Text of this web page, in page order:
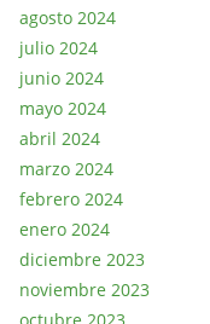
agosto 2024
julio 2024
junio 2024
mayo 2024
abril 2024
marzo 2024
febrero 2024
enero 2024
diciembre 2023
noviembre 2023